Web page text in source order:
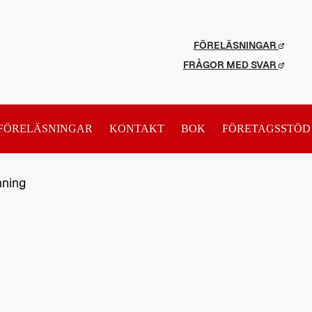
FÖRELÄSNINGAR
FRÅGOR MED SVAR
KONTAKT BOK FÖRETAGSSTÖD